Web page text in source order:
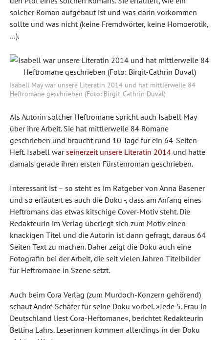
solcher Roman aufgebaut ist und was darin vorkommen
sollte und was nicht (keine Fremdwörter, keine Homoerotik,
…).
Isabell May war unsere Literatin 2014 und hat mittlerweile 84
Heftromane geschrieben (Foto: Birgit-Cathrin Duval)
Als Autorin solcher Heftromane spricht auch Isabell May
über ihre Arbeit. Sie hat mittlerweile 84 Romane
geschrieben und braucht rund 10 Tage für ein 64-Seiten-
Heft. Isabell war seinerzeit unsere Literatin 2014 und hatte
damals gerade ihren ersten Fürstenroman geschrieben.
Interessant ist – so steht es im Ratgeber von Anna Basener
und so erläutert es auch die Doku -, dass am Anfang eines
Heftromans das etwas kitschige Cover-Motiv steht. Die
Redakteurin im Verlag überlegt sich zum Motiv einen
knackigen Titel und die Autorin ist dann gefragt, daraus 64
Seiten Text zu machen. Daher zeigt die Doku auch eine
Fotografin bei der Arbeit, die seit vielen Jahren Titelbilder
für Heftromane in Szene setzt.
Auch beim Cora Verlag (zum Murdoch-Konzern gehörend)
schaut André Schäfer für seine Doku vorbei. »Jede 5. Frau in
Deutschland liest Cora-Heftomane«, berichtet Redakteurin
Bettina Lahrs. Leserinnen kommen allerdings in der Doku